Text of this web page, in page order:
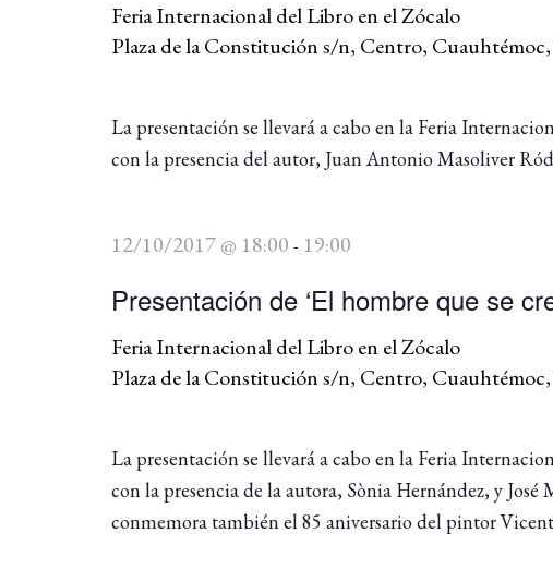
Feria Internacional del Libro en el Zócalo
Plaza de la Constitución s/n, Centro,
La presentación se llevará a cabo en la Feria
con la presencia del autor, Juan Antonio Masoliver
Presentación de ‘El hombre que se
12/10/2017 @ 18:00 - 19:00
Feria Internacional del Libro en el Zócalo
Plaza de la Constitución s/n, Centro,
La presentación se llevará a cabo en la Feria
con la presencia de la autora, Sònia Hernández, y José
conmemora también el 85 aniversario del pintor